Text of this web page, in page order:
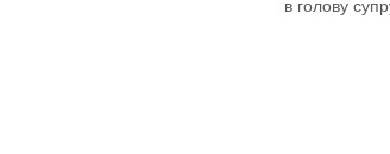
в голову